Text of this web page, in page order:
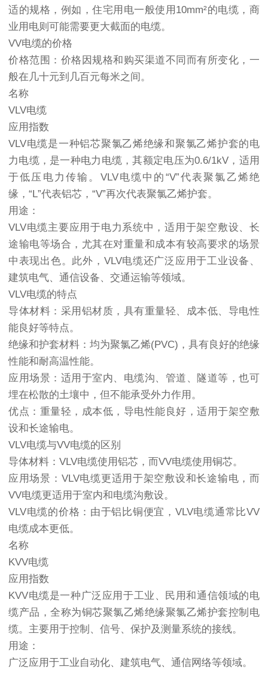
适的规格，例如，住宅用电一般使用10mm²的电缆，商
业用电则可能需要更大截面的电缆。
VV电缆的价格
价格范围：价格因规格和购买渠道不同而有所变化，一
般在几十元到几百元每米之间。
名称
VLV电缆
应用指数
VLV电缆是一种铝芯聚氯乙烯绝缘和聚氯乙烯护套的电
力电缆，是一种电力电缆，其额定电压为0.6/1kV，适用
于低压电力传输。VLV电缆中的“V”代表聚氯乙烯绝
缘，“L”代表铝芯，“V”再次代表聚氯乙烯护套。
用途：
VLV电缆主要应用于电力系统中，适用于架空敷设、长
途输电等场合，尤其在对重量和成本有较高要求的场景
中表现出色。此外，VLV电缆还广泛应用于工业设备、
建筑电气、通信设备、交通运输等领域。
VLV电缆的特点
导体材料：采用铝材质，具有重量轻、成本低、导电性
能良好等特点。
绝缘和护套材料：均为聚氯乙烯(PVC)，具有良好的绝缘
性能和耐高温性能。
应用场景：适用于室内、电缆沟、管道、隧道等，也可
埋在松散的土壤中，但不能承受外力作用。
优点：重量轻，成本低，导电性能良好，适用于架空敷
设和长途输电。
VLV电缆与VV电缆的区别
导体材料：VLV电缆使用铝芯，而VV电缆使用铜芯。
应用场景：VLV电缆更适用于架空敷设和长途输电，而
VV电缆更适用于室内和电缆沟敷设。
VLV电缆的价格：由于铝比铜便宜，VLV电缆通常比VV
电缆成本更低。
名称
KVV电缆
应用指数
KVV电缆是一种广泛应用于工业、民用和通信领域的电
缆产品，全称为铜芯聚氯乙烯绝缘聚氯乙烯护套控制电
缆。主要用于控制、信号、保护及测量系统的接线。
用途：
广泛应用于工业自动化、建筑电气、通信网络等领域。